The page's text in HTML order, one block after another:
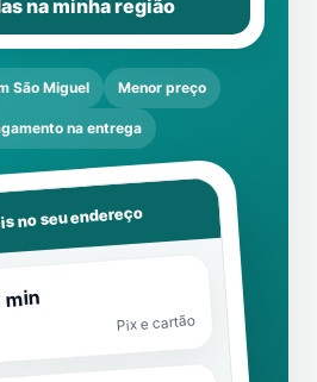
na minha região
São Miguel Menor preço
na entrega
no seu endereço
Pix e cartão